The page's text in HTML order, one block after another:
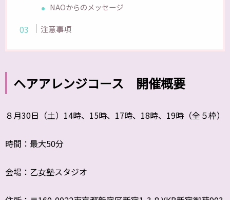
NAOからのメッセージ
注意事項
ヘアアレンジコース 開催概要
８月30日（土）14時、15時、17時、18時、19時（全５枠）
時間：最大50分
会場：乙女塾スタジオ